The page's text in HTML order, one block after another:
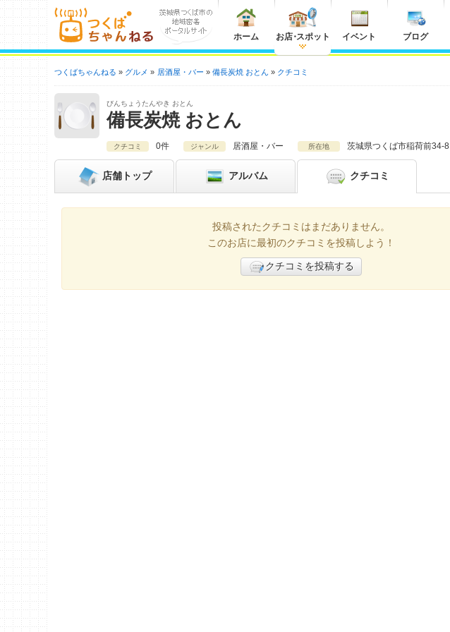
ホーム お店・スポット イベント ブログ
つくばちゃんねる グルメ 居酒屋・バー 備長炭焼 おとん クチコミ
びんちょうたんやき おとん
備長炭焼 おとん
クチコミ 0件 ジャンル 居酒屋・バー 所在地 茨城県つくば市稲荷前34-8
店舗 トップ アルバム クチコミ
投稿されたクチコミはまだありません。
このお店に最初のクチコミを投稿しよう！
クチコミを投稿する